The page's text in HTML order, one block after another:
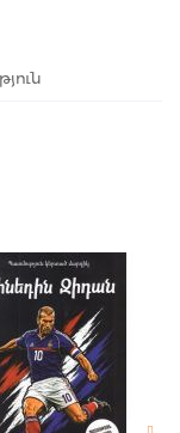
Проф-Пресс
Русский
ոչ
80